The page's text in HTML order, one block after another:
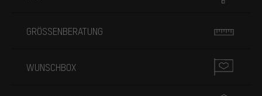
GRÖSSENBERATUNG
WUNSCHBOX